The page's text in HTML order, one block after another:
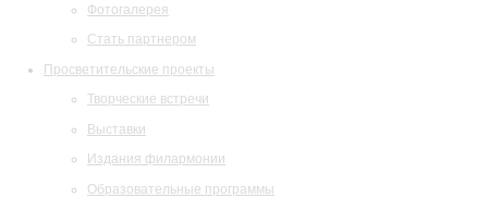
Фотогалерея
Стать партнером
Просветительские проекты
Творческие встречи
Выставки
Издания филармонии
Образовательные программы